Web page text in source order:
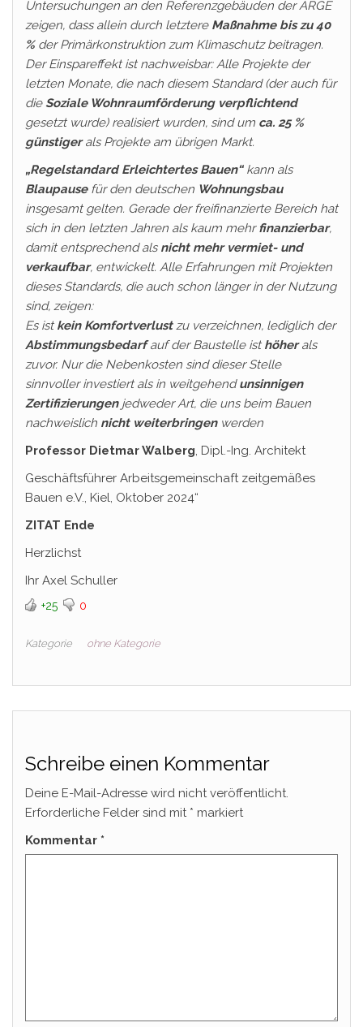
Untersuchungen an den Referenzgebäuden der ARGE
zeigen, dass allein durch letztere Maßnahme bis zu 40
%der Primärkonstruktion zum Klimaschutz beitragen.
Der Einspareffekt ist nachweisbar: Alle Projekte der
letzten Monate, die nach diesem Standard (der auch für
die Soziale Wohnraumförderung verpflichtend
gesetzt wurde) realisiert wurden, sind um ca. 25 %
günstigerals Projekte am übrigen Markt.
„Regelstandard Erleichtertes Bauen“kann als
Blaupausefür den deutschen Wohnungsbau
insgesamt gelten. Gerade der freifinanzierte Bereich hat
sich in den letzten Jahren als kaum mehrfinanzierbar,
damit entsprechend als nicht mehr vermiet- und
verkaufbar, entwickelt. Alle Erfahrungen mit Projekten
dieses Standards, die auch schon länger in der Nutzung
sind, zeigen:
Es ist kein Komfortverlustzu verzeichnen, lediglich der
Abstimmungsbedarfauf der Baustelle ist höherals
zuvor. Nur die Nebenkosten sind dieser Stelle
sinnvoller investiert als in weitgehendunsinnigen
Zertifizierungenjedweder Art, die uns beim Bauen
nachweislich nicht weiterbringenwerden
Professor Dietmar Walberg, Dipl.-Ing. Architekt
Geschäftsführer Arbeitsgemeinschaft zeitgemäßes
Bauen e.V., Kiel, Oktober 2024“
ZITAT Ende
Herzlichst
Ihr Axel Schuller
+25 0
Kategorie ohne Kategorie
Schreibe einen Kommentar
Deine E-Mail-Adresse wird nicht veröffentlicht.
Erforderliche Felder sind mit * markiert
Kommentar *